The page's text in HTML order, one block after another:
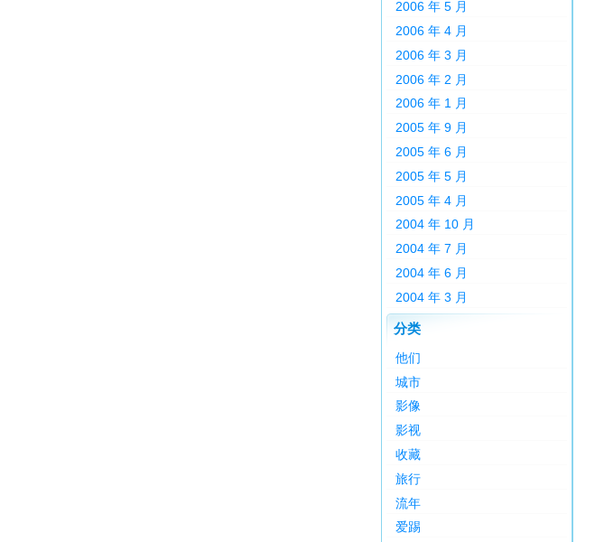
2006 年 5 月
2006 年 4 月
2006 年 3 月
2006 年 2 月
2006 年 1 月
2005 年 9 月
2005 年 6 月
2005 年 5 月
2005 年 4 月
2004 年 10 月
2004 年 7 月
2004 年 6 月
2004 年 3 月
分类
他们
城市
影像
影视
收藏
旅行
流年
爱踢